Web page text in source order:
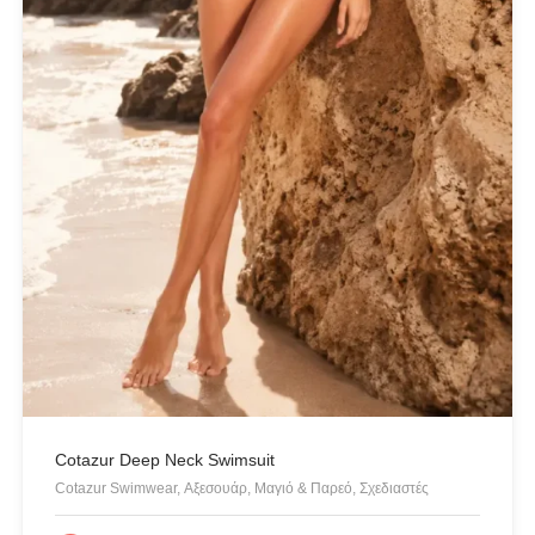
Cotazur Deep Neck Swimsuit
Cotazur Swimwear, Αξεσουάρ, Μαγιό & Παρεό, Σχεδιαστές